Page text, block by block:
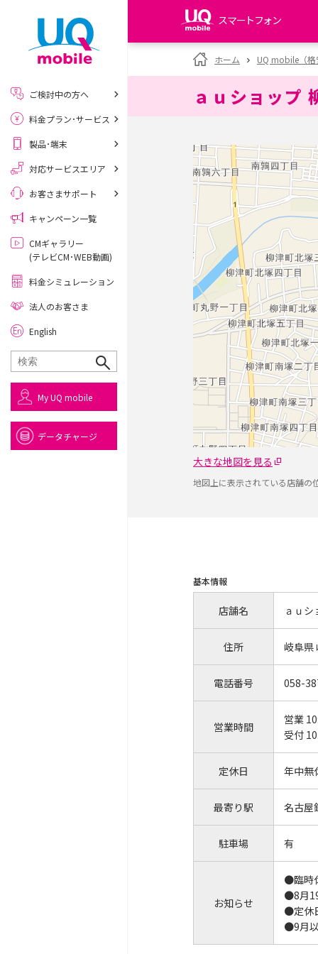
スマートフォン
my UQ WiMAX
UQ WiMAX ご契約の方
My UQ mobile
UQ mobile
データチャージサイト
ホーム UQ mobile（
ａｕショップ
大きな地図を見る
地図上に表示されている店舗の
基本情報
店舗名 ａｕ
住所 岐阜県
電話番号 058-
営業時間
営業
受付
定休日 年中無
最寄り駅 名古
駐車場 有
お知らせ
●臨時
●8月
●定休
●9月
ご検討中の方へ
料金プラン･サービス
製品･端末
対応サービスエリア
お客さまサポート
キャンペーン一覧
CMギャラリー
(テレビCM･WEB動画)
料金シミュレーション
法人のお客さま
English
My UQ mobile
データチャージ